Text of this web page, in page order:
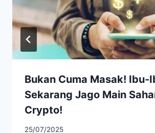
Bukan Cuma Masak! Ibu-
Sekarang Jago Main
Crypto!
25/07/2025